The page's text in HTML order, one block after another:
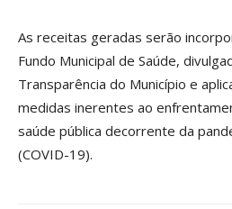
As receitas geradas serão
Fundo Municipal de Saúde,
Transparência do Município e
medidas inerentes ao
saúde pública decorrente da
(COVID-19).